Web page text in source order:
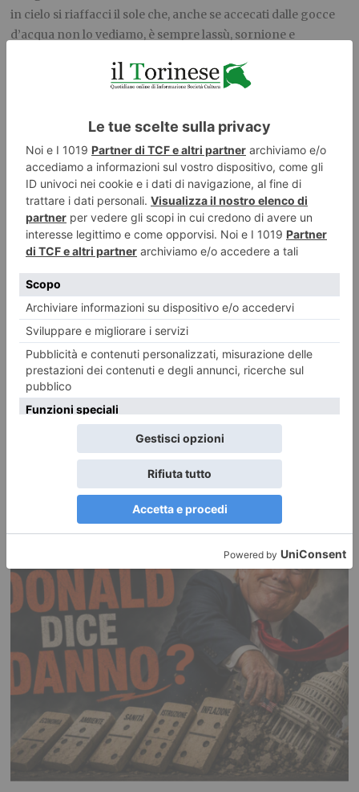
in cielo si riaffacci il sole che, anche se accecati dalle gocce
d’acqua non lo vediamo, è sempre lassù, sornione e
La versione originale, in lingua inglese, di questo articolo è
https://en.irefeurope.org/publications/online-
articles/article/terra-incognita/dall’Institute for Research in
Economic and Fiscal Issues (IREF)
Leggi qui le ultime notizie: IL TORINESE
IL PUNTASPILLI
POTREBBE INTERESSARTI...